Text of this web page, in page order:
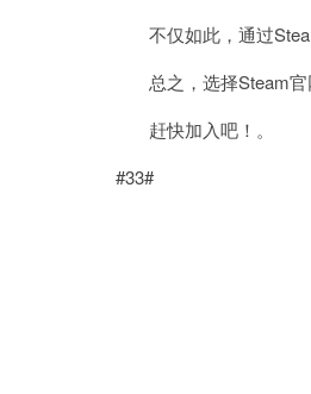
不仅如此，通过
总之，选择Steam官
赶快加入吧！。
#33#